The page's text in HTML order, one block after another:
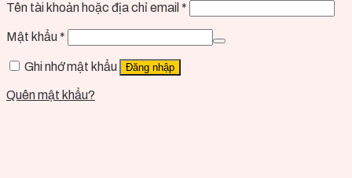
Tên tài khoản hoặc địa chỉ email *
Mật khẩu *
Ghi nhớ mật khẩu Đăng nhập
Quên mật khẩu?